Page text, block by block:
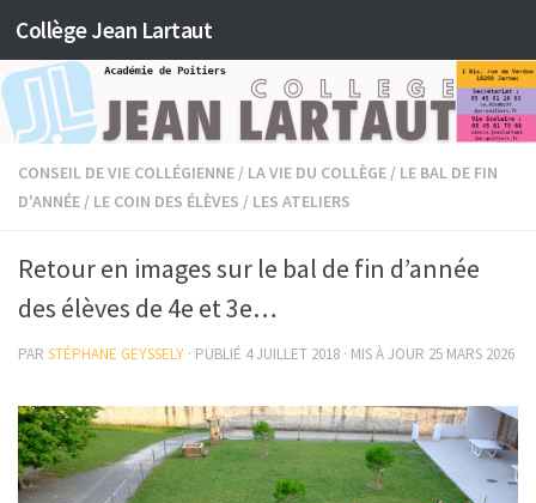
Skip to content
Collège Jean Lartaut
CONSEIL DE VIE COLLÉGIENNE / LA VIE DU COLLÈGE / LE BAL DE FIN
D'ANNÉE / LE COIN DES ÉLÈVES / LES ATELIERS
Retour en images sur le bal de fin d’année
des élèves de 4e et 3e…
PAR STÉPHANE GEYSSELY · PUBLIÉ 4 JUILLET 2018 · MIS À JOUR 25 MARS 2026